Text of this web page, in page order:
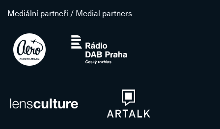
Mediální partneři / Medial partners